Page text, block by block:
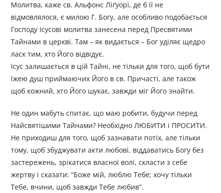
Молитва, каже св. Альфонс Ліґуорі, де б її не
відмовлялося, є милою Г. Богу, але особливо подобається
Господу Ісусові молитва занесена перед Пресвятими
Тайнами в церкві. Там – як видається – Бог уділяє щедро
ласк тим, хто Його відвідує.
Ісус залишається в цій Тайні, не тільки для того, щоб бути
їжею душ приймаючих Його в св. Причасті, але також
щоб кожний, хто Його шукає, завжди міг Його знайти.
Не один мабуть спитає, що маю робити, будучи перед
Найсвятішими Тайнами? Необхідно ЛЮБИТИ і ПРОСИТИ.
Не приходиш для того, щоб зазнавати потіх, але тільки
тому, щоб збуджувати акти любові, віддаватись Богу без
застережень, зрікатися власної волі, скласти з себе
жертву і сказати: “Боже мій, люблю Тебе; хочу тільки
Тебе, вчини, щоб завжди Тебе любив”.